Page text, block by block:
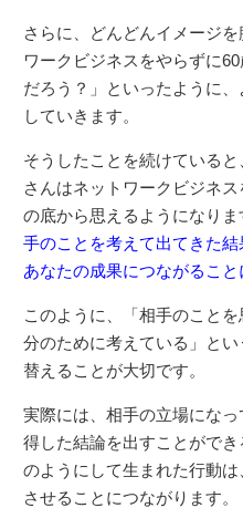
さらに、どんどんイメージ
ワークビジネスをやらずに
だろう？」といったように
していきます。
そうしたことを続けている
さんはネットワークビジネ
の底から思えるようになりま
手のことを考えて出てきた
あなたの成果につながること
このように、「相手のこと
分のために考えている」と
替えることが大切です。
実際には、相手の立場にな
得した結論を出すことがで
のようにして生まれた行動
させることにつながります。